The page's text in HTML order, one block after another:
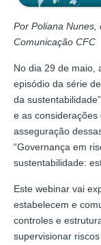
Por Poliana
Comunicação CFC
No dia 29 de maio,
episódio da série
da
e as
asseguração
“Governança em
sustentabilidade:
Este webinar vai
estabelecem e
controles e
supervisionar